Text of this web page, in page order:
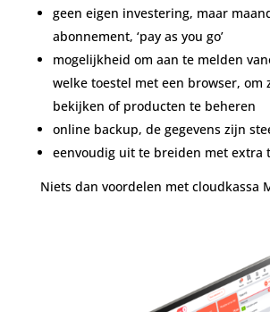
geen eigen investering, maar
abonnement, ‘pay as you go’
mogelijkheid om aan te melden
welke toestel met een browser, om
bekijken of producten te beheren
online backup, de gegevens zijn
eenvoudig uit te breiden met extra
Niets dan voordelen met cloudkassa